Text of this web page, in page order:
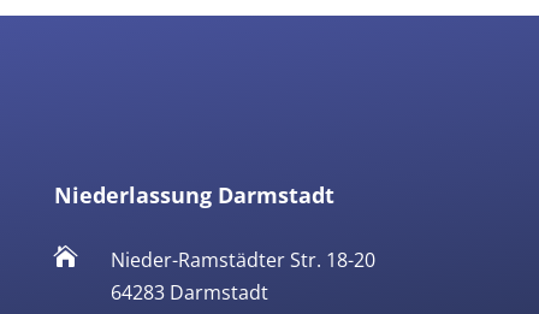
Niederlassung Darmstadt

Nieder-Ramstädter Str. 18-20
64283 Darmstadt